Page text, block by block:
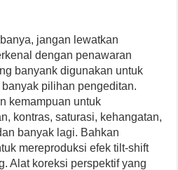
jangan lewatkan
dengan penawaran
banyank digunakan untuk
pilihan pengeditan.
kemampuan untuk
kontras, saturasi, kehangatan,
banyak lagi. Bahkan
mereproduksi efek tilt-shift
Alat koreksi perspektif yang